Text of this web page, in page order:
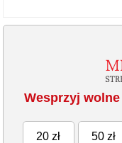
Wesprzyj
20 zł 50 zł